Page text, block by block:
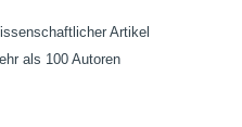
Artikel
als 100 Autoren